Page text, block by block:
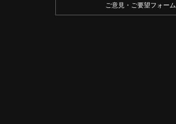
ご意見・ご要望フォーム